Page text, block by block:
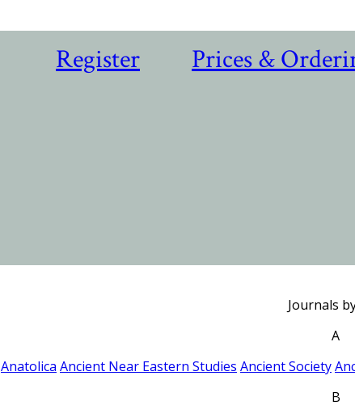
Register Prices &
Journals
A
Anatolica Ancient Near Eastern Studies Ancient Society
B